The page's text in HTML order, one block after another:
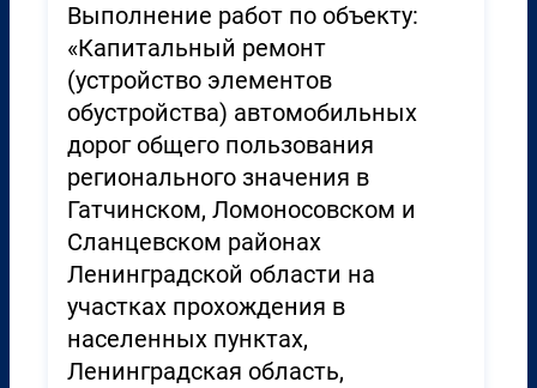
Выполнение работ по объекту:
«Капитальный ремонт
(устройство элементов
обустройства) автомобильных
дорог общего пользования
регионального значения в
Гатчинском, Ломоносовском и
Сланцевском районах
Ленинградской области на
участках прохождения в
населенных пунктах,
Ленинградская область,